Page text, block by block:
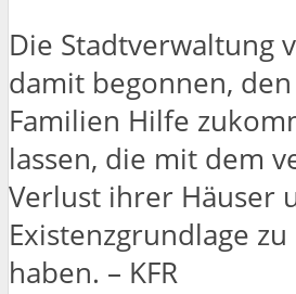
Die Stadtverwaltung
damit begonnen,
Familien Hilfe
lassen, die mit dem
Verlust ihrer Häuser
Existenzgrundlage
haben. – KFR